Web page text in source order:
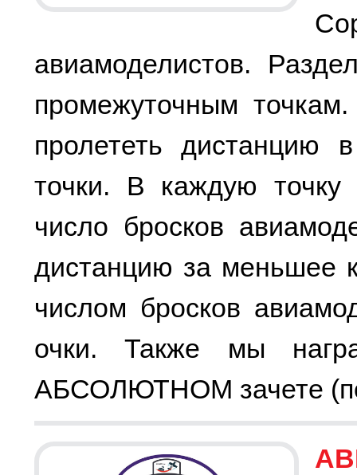
авиамоделистов.
промежуточным
пролететь дистанцию
точки. В каждую точку
число бросков
дистанцию за меньшее
числом бросков
очки. Также мы
АБСОЛЮТНОМ зачете